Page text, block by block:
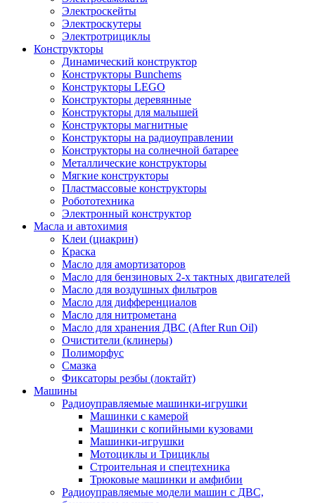
Электроскейты
Электроскутеры
Электротрициклы
Конструкторы
Динамический конструктор
Конструкторы Bunchems
Конструкторы LEGO
Конструкторы деревянные
Конструкторы для малышей
Конструкторы магнитные
Конструкторы на радиоуправлении
Конструкторы на солнечной батарее
Металлические конструкторы
Мягкие конструкторы
Пластмассовые конструкторы
Робототехника
Электронный конструктор
Масла и автохимия
Клеи (циакрин)
Краска
Масло для амортизаторов
Масло для бензиновых 2-х тактных двигателей
Масло для воздушных фильтров
Масло для дифференциалов
Масло для нитрометана
Масло для хранения ДВС (After Run Oil)
Очистители (клинеры)
Полиморфус
Смазка
Фиксаторы резбы (локтайт)
Машины
Радиоуправляемые машинки-игрушки
Машинки с камерой
Машинки с копийными кузовами
Машинки-игрушки
Мотоциклы и Трициклы
Строительная и спецтехника
Трюковые машинки и амфибии
Радиоуправляемые модели машин с ДВС,